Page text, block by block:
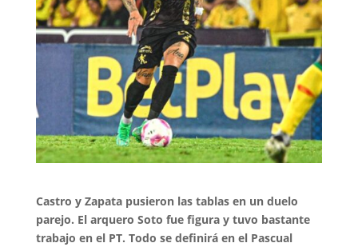
Castro y Zapata pusieron las tablas en un duelo
parejo. El arquero Soto fue figura y tuvo bastante
trabajo en el PT. Todo se definirá en el Pascual